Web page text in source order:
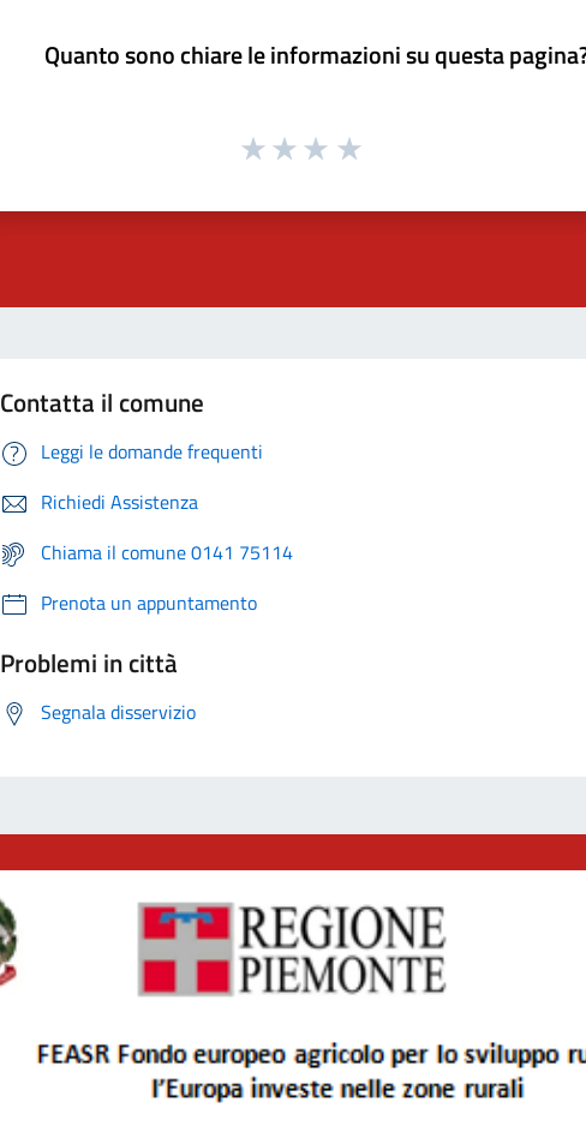
Quanto sono chiare le informazioni su questa
Contatta il comune
Leggi le domande frequenti
Richiedi Assistenza
Chiama il comune 0141 75114
Prenota un appuntamento
Problemi in città
Segnala disservizio